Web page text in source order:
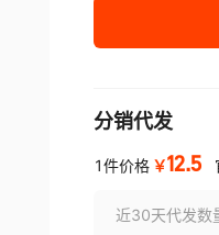
分销代发
1件价格 ￥12.5
近30天代发数